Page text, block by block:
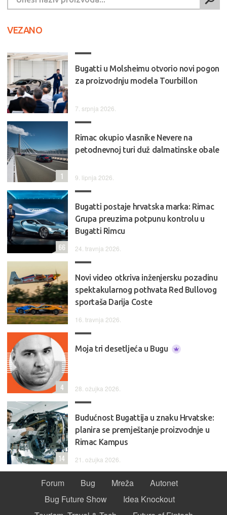
VEZANO
Bugatti u Molsheimu otvorio novi pogon
za proizvodnju modela Tourbillon
7. srpnja 2026.
Rimac okupio vlasnike Nevere na
petodnevnoj turi duž dalmatinske obale
9. lipnja 2026.
1
Bugatti postaje hrvatska marka: Rimac
Grupa preuzima potpunu kontrolu u
Bugatti Rimcu
24. travnja 2026.
66
Novi video otkriva inženjersku pozadinu
spektakularnog pothvata Red Bullovog
sportaša Darija Coste
16. travnja 2026.
Moja tri desetljeća u Bugu
28. ožujka 2026.
4
Budućnost Bugattija u znaku Hrvatske:
planira se premještanje proizvodnje u
Rimac Kampus
21. ožujka 2026.
14
Forum Bug Mreža
Autonet
Bug Future Show
Idea Knockout